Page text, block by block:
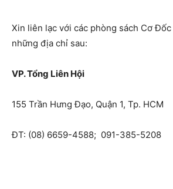
Xin liên lạc với các phòng sách Cơ Đốc
những địa chỉ sau:
VP. Tổng Liên Hội
155 Trần Hưng Đạo, Quận 1, Tp. HCM
ĐT: (08) 6659-4588; 091-385-5208